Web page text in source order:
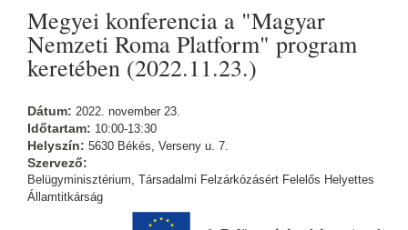
Megyei konferencia a "Magyar
Nemzeti Roma Platform" program
keretében (2022.11.23.)
Dátum: 2022. november 23.
Időtartam: 10:00-13:30
Helyszín: 5630 Békés, Verseny u. 7.
Szervező:
Belügyminisztérium, Társadalmi Felzárkózásért Felelős Helyettes
Államtitkárság